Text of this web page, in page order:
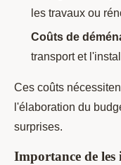
les travaux ou
Coûts de
transport et
Ces coûts
l'élaboration du
surprises.
Importance de